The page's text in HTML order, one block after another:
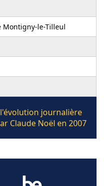
Montigny-le-Tilleul
journalière
Claude Noël en 2007